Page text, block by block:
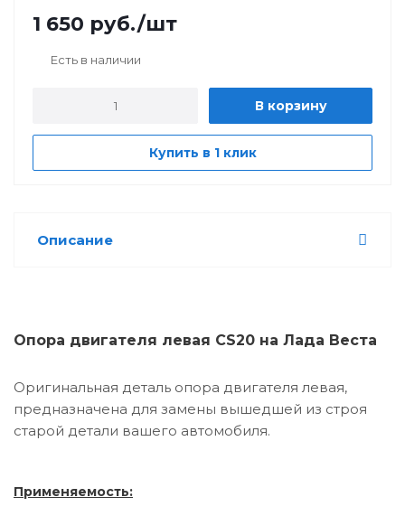
1 650 руб./шт
Есть в наличии
В корзину
Купить в 1 клик
Описание
Опора двигателя левая CS20 на Лада Веста
Оригинальная деталь опора двигателя левая,
предназначена для замены вышедшей из строя
старой детали вашего автомобиля.
Применяемость: